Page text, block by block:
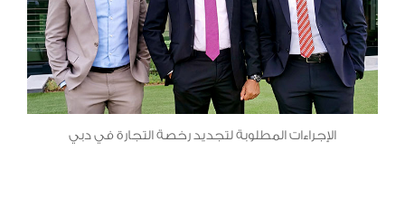
الإجراءات المطلوبة لتجديد رخصة التجارة في دبي